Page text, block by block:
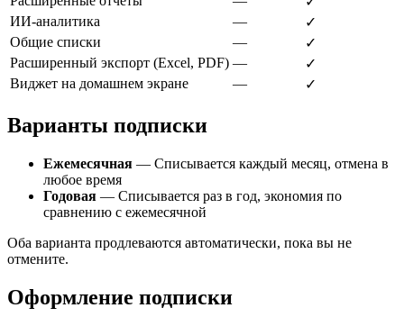
ИИ-аналитика
—
✓
Общие списки
—
✓
Расширенный экспорт (Excel, PDF) —
✓
Виджет на домашнем экране
— ✓
Варианты подписки
Ежемесячная — Списывается каждый месяц, отмена в
любое время
Годовая — Списывается раз в год, экономия по
сравнению с ежемесячной
Оба варианта продлеваются автоматически, пока вы не
отмените.
Оформление подписки